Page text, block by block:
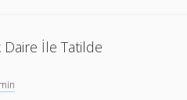
İle Tatilde